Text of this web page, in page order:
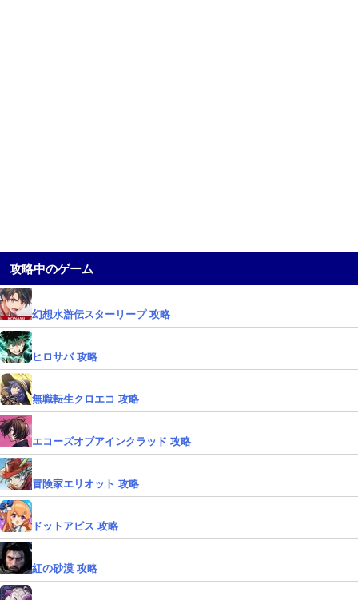
攻略中のゲーム
幻想水滸伝スターリープ 攻略
ヒロサバ 攻略
無職転生クロエコ 攻略
エコーズオブアインクラッド 攻略
冒険家エリオット 攻略
ドットアビス 攻略
紅の砂漠 攻略